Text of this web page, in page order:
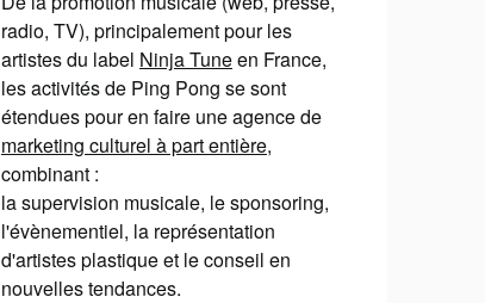
radio, TV), principalement pour les
artistes du label Ninja Tuneen France,
les activités de Ping Pong se sont
étendues pour en faire une agence de
marketing culturel à part entière,
combinant :
la supervision musicale, le sponsoring,
l'évènementiel, la représentation
d'artistes plastique et le conseil en
nouvelles tendances.